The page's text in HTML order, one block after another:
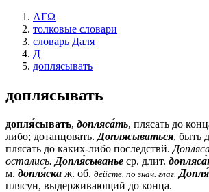
ΛΓΩ
толковые словари
словарь Даля
Д
доплясывать
доплясывать
допля́сывать, допляса́ть, плясать до
либо; дотанцовать. Доплясываться, быть
плясать до каких-либо последствй.
остались. Допля́сыванье ср. длит.
м. допля́ска ж. об. действ. по знач. глаг.
плясун, выдерживающий до конца.